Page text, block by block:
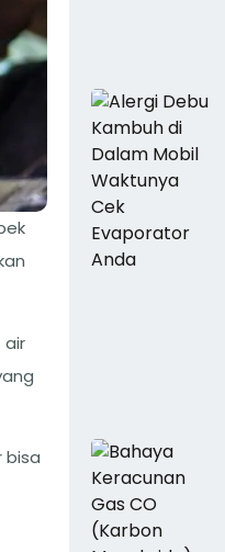
air
bisa